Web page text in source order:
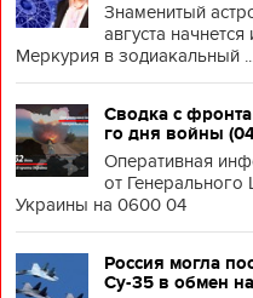
Знаменитый
августа
Меркурия в зодиакальный
Сводка с
го дня войны
Оперативная
от
Украины на 0600 04
Россия могла
Су-35 в обмен